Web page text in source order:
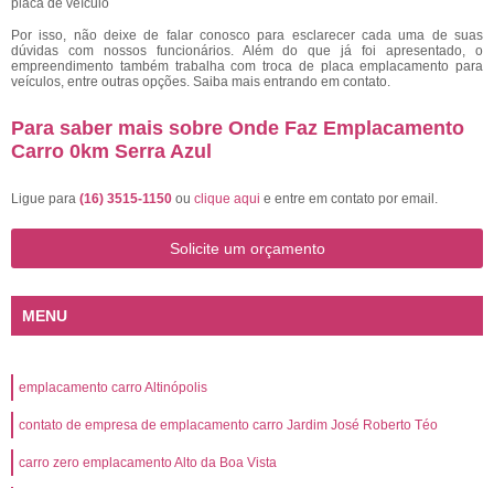
placa de veículo
Por isso, não deixe de falar conosco para esclarecer cada uma de suas
dúvidas com nossos funcionários. Além do que já foi apresentado, o
empreendimento também trabalha com troca de placa emplacamento para
veículos, entre outras opções. Saiba mais entrando em contato.
Para saber mais sobre Onde Faz Emplacamento
Carro 0km Serra Azul
Ligue para (16) 3515-1150 ou clique aqui e entre em contato por email.
Solicite um orçamento
MENU
emplacamento carro Altinópolis
contato de empresa de emplacamento carro Jardim José Roberto Téo
carro zero emplacamento Alto da Boa Vista